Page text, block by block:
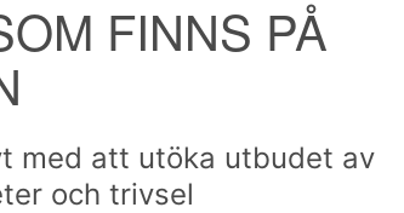
FINNS PÅ
med att utöka utbudet av
och trivsel